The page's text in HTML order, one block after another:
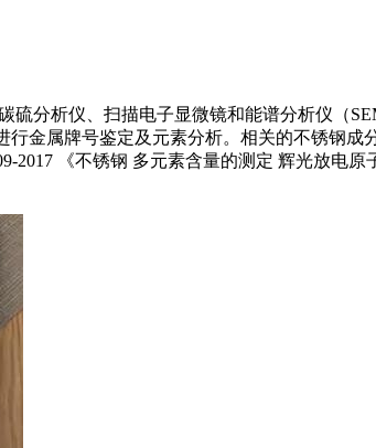
分析仪、扫描电子显微镜和能谱分析仪（
金属牌号鉴定及元素分析。相关的不锈钢成
《不锈钢 多元素含量的测定 辉光放电原